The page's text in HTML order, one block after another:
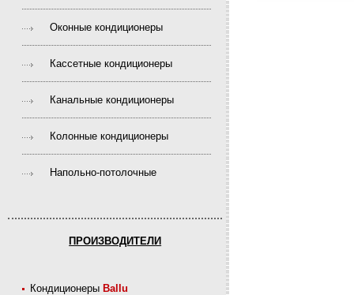
Оконные кондиционеры
Кассетные кондиционеры
Канальные кондиционеры
Колонные кондиционеры
Напольно-потолочные
ПРОИЗВОДИТЕЛИ
Кондиционеры Ballu